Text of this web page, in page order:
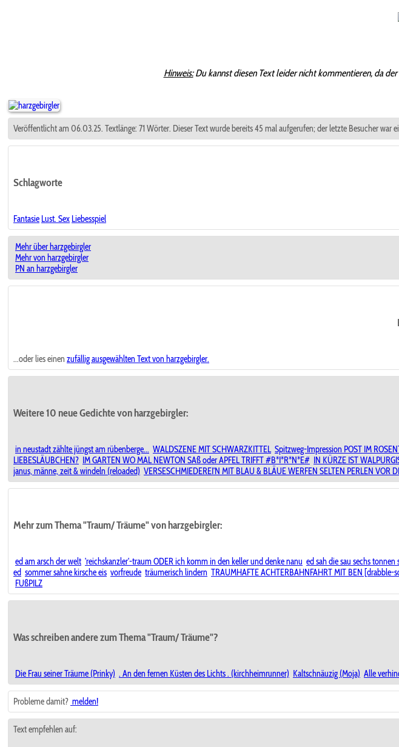
Hinweis:Du kannst diesen Text leider nicht kommentieren, da
Veröffentlicht am 06.03.25. Textlänge: 71 Wörter. Dieser Text wurde bereits 45 mal aufgerufen; der letzte Besucher war
Schlagworte
Fantasie Lust. Sex Liebesspiel
Mehr über harzgebirgler
Mehr von harzgebirgler
PN an harzgebirgler
...oder lies einen zufällig ausgewählten Text von harzgebirgler.
Weitere 10 neue Gedichte von harzgebirgler:
in neustadt zählte jüngst am rübenberge... WALDSZENE MIT SCHWARZKITTEL Spitzweg-Impression POST IM
LIEBESLÄUBCHEN? IM GARTEN WO MAL NEWTON SAß oder APFEL TRIFFT #B*I*R*N*E# IN KÜRZE IST
janus, männe, zeit & windeln (reloaded) VERSESCHMIEDEREI'N MIT BLAU & BLÄUE WERFEN SELTEN PERLEN VOR
Mehr zum Thema "Traum/ Träume" von harzgebirgler:
ed am arsch der welt 'reichskanzler'-traum ODER ich komm in den keller und denke nanu ed sah die sau sechs
ed sommer sahne kirsche eis vorfreude träumerisch lindern TRAUMHAFTE ACHTERBAHNFAHRT MIT BEN [drabble-
FUßPILZ
Was schreiben andere zum Thema "Traum/ Träume"?
Die Frau seiner Träume (Prinky) . An den fernen Küsten des Lichts . (kirchheimrunner) Kaltschnäuzig (Moja) Alle
Probleme damit? melden!
Text empfehlen auf: